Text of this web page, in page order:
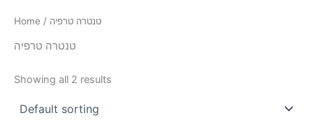
Home / טנטרה טרפיה
טנטרה טרפיה
Showing all 2 results